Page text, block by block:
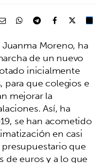
Moreno, ha
de un nuevo
inicialmente
para que colegios e
mejorar la
Así, ha
se han acometido
en casi
que
de euros y a lo que